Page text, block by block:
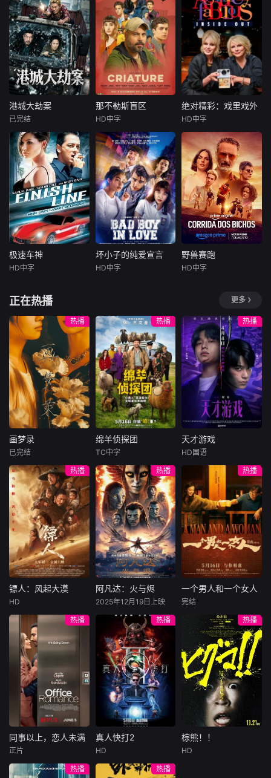
恋展览，真的能带
她走出失恋吗？
们毅然
恋展览，真的能带
她走出失恋吗？
2004 年深秋西北
草原，假交警截停
铜矿押运车，炸药
破箱、两命陨灭，
悍匪携枪遁入茫茫
戈壁。刑警杨志刚
凭现场足迹与痕迹
精准锁凶，追凶途
中接连牵出牧民灭
口、矿场内鬼、信
命团伙内讧反杀、
边境
新波，丁大宁，郭
华，程依慕他们毕
业于同一所大学。
他们和很多年轻人
一样，自以为是，
敏感脆弱，没有被
认可的才华。他们
来自不同的地方，
却有一个共同的愿
望“出人头地”。在
业求职后，他们选
择了逃离。从都市
到县城再到无人
区。这是一部关于
青年成长的故事，
当他们面对婚姻，
家庭，事业的时
候，他们依旧像没
有长大的孩子。可
时间不会听你解
释，它已经熟练的
将你送入人生的另
一般，指责对方的
背叛，同时谁也无
法忘记那些美好的
时光。
子风从小和爷爷在
乡下习武，长大后
从乡野来到大城市
寻找自己的一处立
足之地。在这样一
个充满快节奏、充
满利益的城市，子
风十分迷茫，机缘
巧合下这时候碰到
了武馆继承人夏新
来捣乱，
港城大劫案
90年代中国香港，
三位深陷生存绝境
的底层小人物，因
一场劫案命运交
织。押款员唐月玲
急需巨款为心脏病
父亲做移植手术；
搭档李国荣遭杀猪
盘骗光积蓄，还面
临失业危机；街坊
丧坤在黑帮九纹龙
帮全城追杀。走投
无路的唐月玲与丧
坤打算抢夺黑帮钱
财，行动失败偶遇
李国荣，行车记录
仪拍下二人图谋。
李国荣顺势提议联
手打劫押款车，计
划借大坑舞火龙盛
典人流管制实施行
动，三人在煎熬中
达成共识。行动当
晚局势彻底失控：
全副武装的南亚悍
匪、本欲假意劫车
的三人形成三方混
战。三人不忍伤及
无辜，驾车转
港城大劫案
已完结
那不勒斯盲区
Esposito
十三岁的费德
里科与苏西，是那
不勒斯两大死敌大
佬的后代。突然间
生活变成了一场绝
望的狂飙，彻底脱
离掌控并彻底改变
了命运。但在这里
他们也将迎来一个
盲区，那是能将自
那不勒斯盲区
HD中字
绝对精彩：戏里戏外
理查德·柯蒂斯
埃默拉尔德·芬内尔
在这部温情脉
脉的怀旧纪录片
中，四位国宝级女
星再度重聚。她们
将带领观众重温璀
璨记忆，独家揭秘
当年的幕后制作内
幕。正是这部惊世
骇俗的先锋神剧，
绝对精彩：戏里戏外
HD中字
极速车神
泰勒·科尔
天真而可敬的
货仓工人Mitch业
余时是个赛车手，
他一直的梦想是参
加职业比赛。当富
翁FrankChase以
高薪来诱惑他当私
人修理工，兼女儿
Jessie的保镖时，
Mitch崇高的目标
突然变得很接近。
可
极速车神
HD中字
坏小子的纯爱宣言
现代名城茂物，内
向腼腆的梭罗少女
莎拉，在这里转入
了一所酷炫的新学
校，就此开启了属
于她的青春新篇
章。
坏小子的纯爱宣言
HD中字
野兽赛跑
在反乌托邦里
约热内卢废墟中，
城市被阶级斗争撕
裂，人们沉迷于血
腥竞技。一位抵抗
运动领袖为拯救妹
妹免于遭遇比死亡
更惨烈的命运，被
迫卷入一场暴力而
高风险的竞赛。
野兽赛跑
HD中字
正在热播 更多
热播
画梦录
林柏叡
民国的上海滩，身
怀绝技的孤女画师
许雁真，意外与身
陷危局的融汇银行
总账姜心羽产生交
集。姜心羽遭人陷
害，只得与许雁真
结盟，彼时银行欲
将国宝名画低价卖
给外国人，许雁真
仿造名画、偷天换
日。几经波折，两
人联手在各方势力
的夹缝间巧妙周
旋，共历险阻，破
解重重困境。
画梦录
已完结
热播
绵羊侦探团
尼可拉斯·博朗
尼古拉斯·加利齐纳
牧羊人乔治
（休·杰克曼饰）最
爱给羊群读侦探小
说，没想到自己有
一天会离奇死亡。
他留下的3000万
巨额遗产，让每个
人貌似都有犯罪动
机。警察毫无头绪
“不务正业”迈出牧
场，追查牧羊人“躺
平
绵羊侦探团
TC中字
热播
天才游戏
李蔓瑄
穷途末路的天才少
年刘全龙（彭昱畅
饰），被偏执富家
公子陈伦（丁禹兮
饰）选中，被迫踏
入一场为他量身打
造的“换命游戏”。
豪华别墅、名车名
表、神秘女友全部
备齐，在陈伦的精
瞬间拥有顶配人
生。
天才游戏
HD国语
热播
镖人：风起大漠
于适
大漠之上，镖人、
官府、西域五大家
族等多方势力盘根
错节、暗潮涌动。
“天字第二号逃犯”
刀马接下特殊押镖
任务，和同伴一起
从西域护镖远赴长
安。不料，他们的
护送对象竟是“天字
郎……天下熙熙皆
镖人：风起大漠
HD
热播
阿凡达：火与烬
佐伊·索尔达娜
西格妮·韦弗
影片聚焦杰克·萨利
与奈蒂莉一家的命
运起伏，在前作的
情感余波之上，深
刻描绘一个家族在
战火中如何成长、
并共同守护血脉相
连的情感纽带的历
程，从而将故事推
维度。此外，潘多
阿凡达：火与烬
2025年12月19日上映
热播
一个男人和一个女人
周汉宁
男人（黄渤
饰）和女人（倪妮
饰）飞机同时落
地，入住同一家酒
店，成为一墙之隔
的邻居。不够隔音
的房间暴露了男人
和女人因生活暂停
陷入的困境，健
康、家庭、婚姻、
一个男人和一个女人
完结
热播
同事以上，恋人未满
布雷特·戈德斯坦
同事以上，恋人未满
正片
热播
真人快打2
阿德莱恩·鲁道夫
真人快打2
HD
热播
棕熊！！
棕熊！！
HD
热播
热播